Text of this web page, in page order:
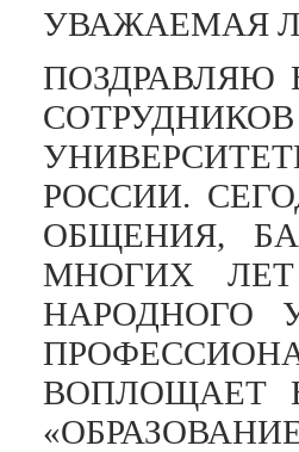
УВАЖАЕМАЯ
ПОЗДРАВЛЯЮ
РОССИИ.
ОБЩЕНИЯ,
МНОГИХ ЛЕТ
НАРОДНОГО
ВОПЛОЩАЕТ